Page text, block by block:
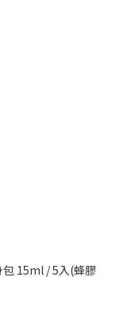
包 15ml / 5入(蜂膠